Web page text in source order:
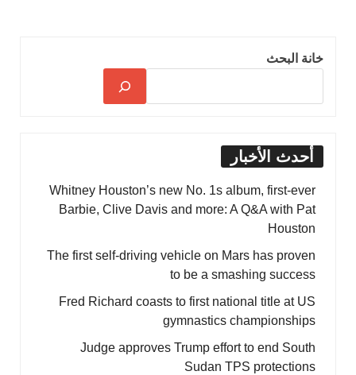
خانة البحث
أحدث الأخبار
Whitney Houston’s new No. 1s album, first-ever
Barbie, Clive Davis and more: A Q&A with Pat
Houston
The first self-driving vehicle on Mars has proven
to be a smashing success
Fred Richard coasts to first national title at US
gymnastics championships
Judge approves Trump effort to end South
Sudan TPS protections